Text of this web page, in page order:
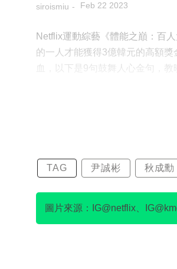
siroismiu Feb 22 2023
Netflix運動綜藝《體能之巔：百
的一人才能獲得3億韓元的高額
血，以下是9句鼓舞人心金句，教
TAG 尹誠彬 秋成勳
圖片來源：IG@netflix、